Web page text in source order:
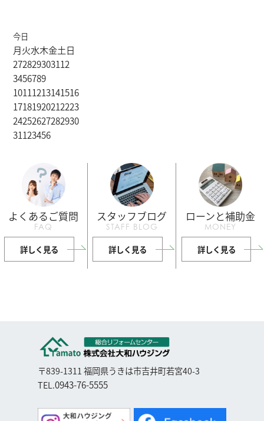
今日
月火水木金土日
272829303112
3456789
10111213141516
17181920212223
24252627282930
31123456
よくあるご質問
FAQ
詳しく見る
スタッフブログ
STAFF BLOG
詳しく見る
ローンと補助金
MONEY
詳しく見る
〒839-1311 福岡県うきは市吉井町若宮40-3
TEL.0943-76-5555